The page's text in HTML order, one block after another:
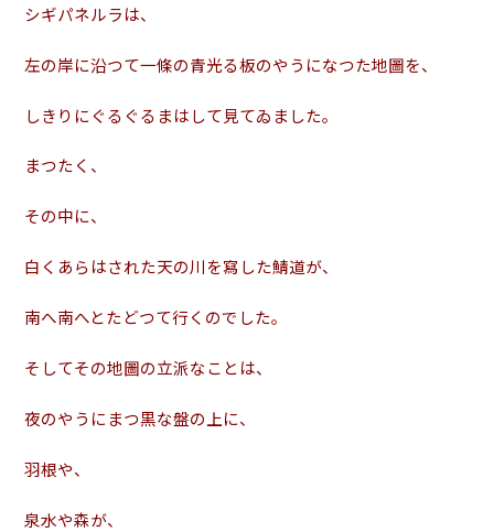
シギパネルラは、
左の岸に沿つて一條の青光る板のやうになつた地圖を、
しきりにぐるぐるまはして見てゐました。
まつたく、
その中に、
白くあらはされた天の川を寫した鯖道が、
南へ南へとたどつて行くのでした。
そしてその地圖の立派なことは、
夜のやうにまつ黒な盤の上に、
羽根や、
泉水や森が、